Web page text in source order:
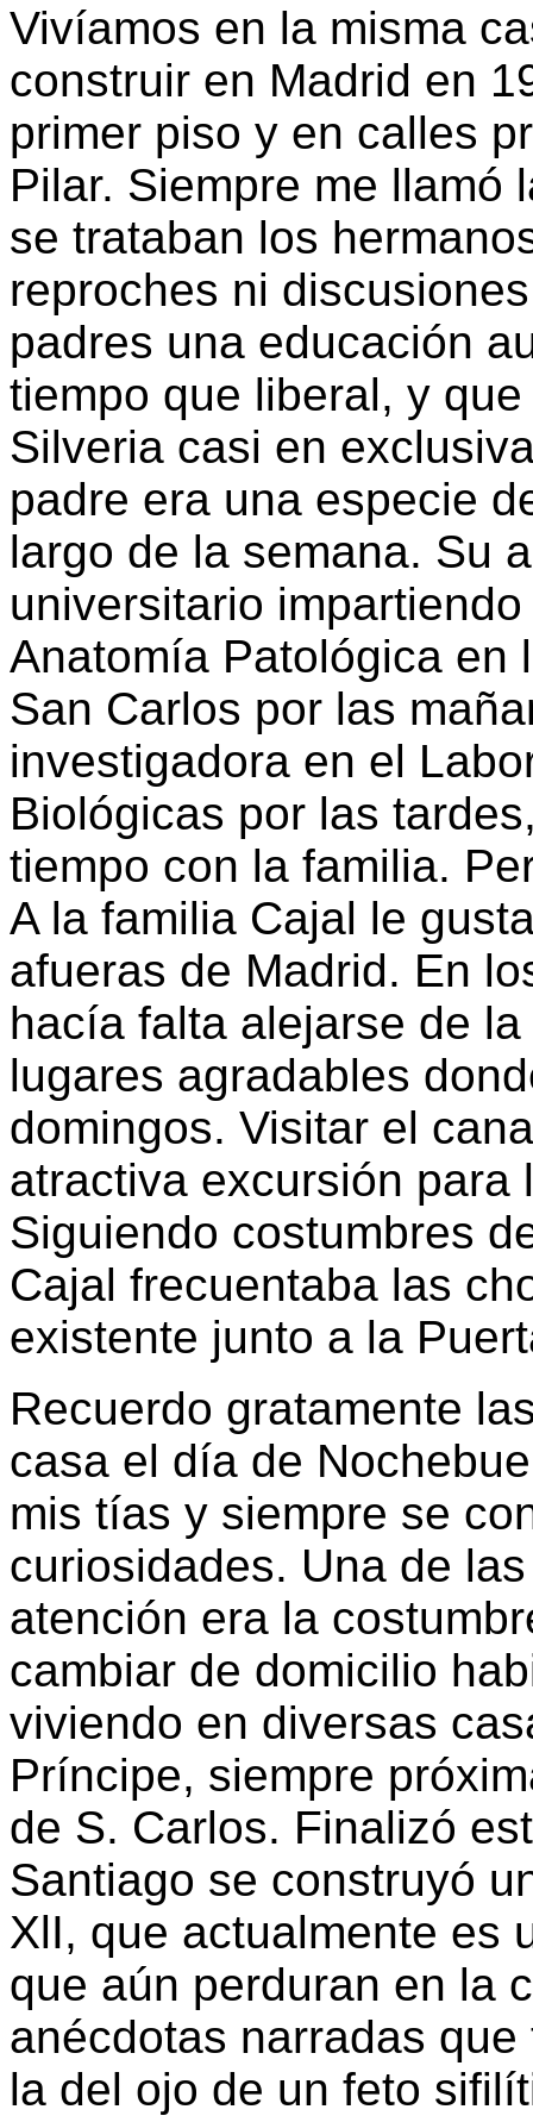
Vivíamos en la misma
construir en Madrid en
primer piso y en calles
Pilar. Siempre me llamó
se trataban los
reproches ni
padres una educación
tiempo que liberal, y
Silveria casi en
padre era una especie
largo de la semana. Su
universitario
Anatomía Patológica en
San Carlos por las
investigadora en el
Biológicas por las
tiempo con la familia.
A la familia Cajal le
afueras de Madrid. En
hacía falta alejarse de
lugares agradables
domingos. Visitar el
atractiva excursión para
Siguiendo costumbres
Cajal frecuentaba las
existente junto a la
Recuerdo gratamente
casa el día de
mis tías y siempre se
curiosidades. Una de
atención era la
cambiar de domicilio
viviendo en diversas
Príncipe, siempre
de S. Carlos. Finalizó
Santiago se construyó
XlI, que actualmente es
que aún perduran en la
anécdotas narradas
la del ojo de un feto